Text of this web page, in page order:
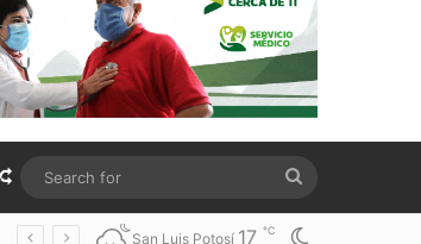
Random Article
for
San Luis Potosí 17 ℃